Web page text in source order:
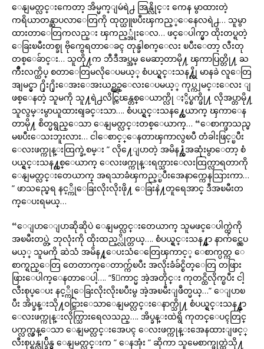
ေနျမတ္လင္းကေတာ့ အိမ္မက္ျမဴရဲ႕ အြန္လိုင္း ကေန မွာထားတဲ့
ကရိယာတန္ဆာပလာေတြကို ထုတ္ယူၿပီးၾကည့္ေနေလရဲ႕… သူမွာ
ထားတာေတြကလည္း ၾကည့္အုံးေလ… ဖင္ေပါက္မွာ ထိုးတပ္ရတဲ့
ေခြးၿမီးတစ္ခု ဗိုက္ဗေရတာေခၚ တုန္ခါစက္ေလး ၿပီးေတာ့ လီးတု
တစ္ေခ်ာင္း… သူတို႔က ဘီဒီအပ္အမ္ မေဆာ့တာမို႔ ၾကာပြတ္တို႔ ႀ
ကိဳးလက္ထိပ္ စတာေတြမလိုေပမယ့္ စံပယ္ရွင္းသန႔္လို မာနခဲ လူေတြ
အျမင္မွာ ႐ိုး႐ိုးေအးေအးယဥ္ယဥ္ေလးေပမယ့္ ကုပ္ကျမင္းေလး ျ
ဖစ္ေနတဲ့ သူမကို သူ႔ရဲ႕လိင္ကြၽန္တစ္ေယာက္လို ႏွိပ္စက္ဖို႔ လိုအပ္တာမို႔
သူလွမ္းမွာယူထားရျခင္းသာ…. စံပယ္ရွင္းသန႔္တေယာက္ ၾကာေန
တာမို႔ စိတ္မရွည္ေသာ ေနျမတ္လင္းတစ္ေယာက္… “ေစာက္ဖာသည္မ
မၿပီးေသးဘူးလား… ငါေစာင့္ေနတာၾကာလွၿပီ တံခါးဖြင့္ၿပီး
ေလးဖက္ကုန္းထြက္ခဲ့စမ္း ” လို႔ေျပာတဲ့ အမိန႔္သံအဆုံးမွာေတာ့ စံ
ပယ္ရွင္းသန႔္တစ္ေယာက္ ေလးဖက္ကုန္းရက္သားေလးထြက္လာရတာကို
ေနျမတ္လင္းတေယာက္ အရသာခံၾကည့္ၿပီးအေနာက္ကေနသြားကာ…
” ဖာသည္မေရ နင့္ကိုေခြးလိုးလိုးဖို႔ ေခြးနဲ႔တူရေအာင္ ဒီအၿမီးတ
က္ေပးရမယ္…
“ေျပာေျပာဆိုဆိုပဲ ေနျမတ္လင္းတေယာက္ သူမဖင္ေပါက္ထဲကို
အၿမီးတပ္တဲ့ ဘုလုံးကို ထိုးထည့္လိုက္တယ္…. စံပယ္ရွင္းသန႔္မွာ နာက်င္လွေပ
မယ့္ သူမကို ဆဲသံ အမိန႔္ေပးသံေတြေၾကာင့္ ေစာက္ပတ္က ေ
စာက္ရည္ေတြ တေတာက္ေတာက္က်ၿပီး အလိုးခံခ်င္စိတ္ေတြ တဖြား
ဖြားေပါက္ေနတာေပါ့…. “§ေကာင္မ အဲ့အတိုင္း ကုတင္ထိလိုက္ၿပီး ငါ့
လီးစုပ္ေပး နင့္ကိုေခြးလိုးလိုးၿပီးမွ အဲ့အၿမီးျဖဳတ္မယ္…” ေျပာၿ
ပီး အိပ္ခန္းသို႔ဝင္သြားေသာေနျမတ္လင္းေနာက္သို႔ စံပယ္ရွင္းသန႔္မွာ
ေလးဖက္ကုန္းလိုက္သြားရေလသည္…. အိပ္ခန္းထဲရွိ ကုတင္ေပၚတြင္
ပက္လက္လွန္ေသာ ေနျမတ္လင္းအေပၚ ေလးဖက္ကုန္းအေနထားျဖင့္
လီးစုပ္ရန္လုပ္ခ်ိန္မွ ေနျမတ္လင္းက ” ေနအုံး ” ဆိုကာ သူမေစာက္ဖုတ္ထဲသို႔